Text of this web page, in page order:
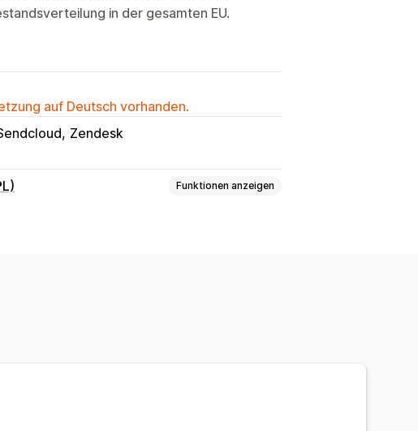
in der gesamten EU.
auf Deutsch vorhanden.
Zendesk
Funktionen anzeigen